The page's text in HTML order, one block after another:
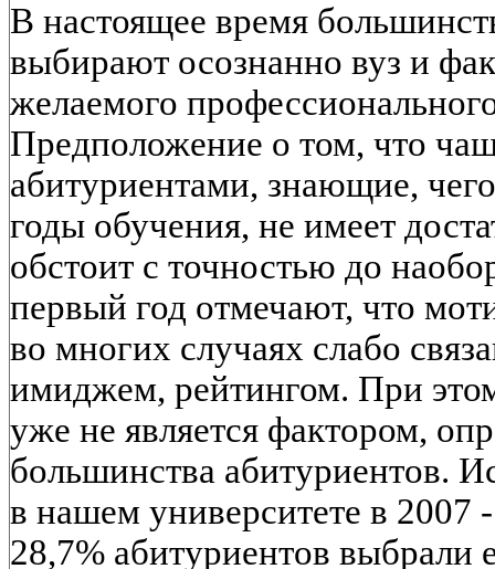
В настоящее время
выбирают осознанно вуз и
желаемого
Предположение о том, что
абитуриентами, знающие,
годы обучения, не имеет
обстоит с точностью до
первый год отмечают, что
во многих случаях слабо
имиджем, рейтингом. При
уже не является фактором,
большинства абитуриентов.
в нашем университете в 2007
28,7% абитуриентов выбрали